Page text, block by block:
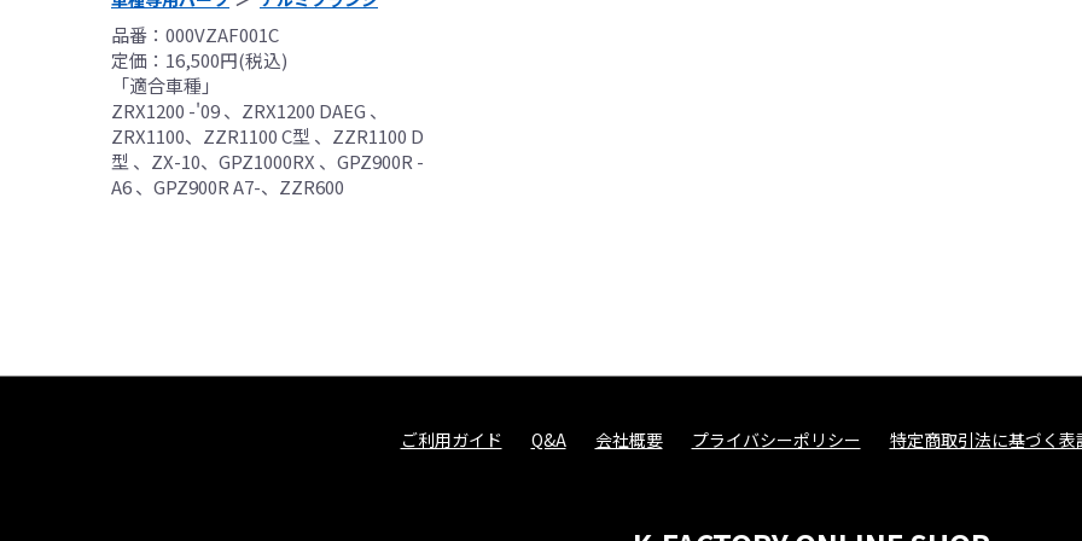
品番：000VZAF001C
定価：16,500円(税込)
「適合車種」
ZRX1200 -'09 、ZRX1200 DAEG 、
ZRX1100、ZZR1100 C型 、ZZR1100 D
型 、ZX-10、GPZ1000RX 、GPZ900R -
A6 、GPZ900R A7-、ZZR600
ご利用ガイド Q&A 会社概要 プライバシーポリシー 特定商取引法に基づく表